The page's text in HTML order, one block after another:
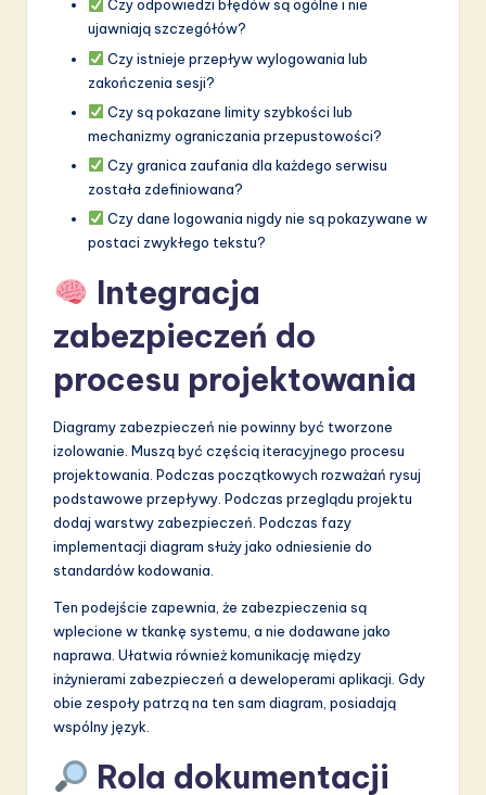
Czy odpowiedzi błędów są ogólne i nie
ujawniają szczegółów?
Czy istnieje przepływ wylogowania lub
zakończenia sesji?
Czy są pokazane limity szybkości lub
mechanizmy ograniczania przepustowości?
Czy granica zaufania dla każdego serwisu
została zdefiniowana?
Czy dane logowania nigdy nie są pokazywane w
postaci zwykłego tekstu?
Integracja
zabezpieczeń do
procesu projektowania
Diagramy zabezpieczeń nie powinny być tworzone
izolowanie. Muszą być częścią iteracyjnego procesu
projektowania. Podczas początkowych rozważań rysuj
podstawowe przepływy. Podczas przeglądu projektu
dodaj warstwy zabezpieczeń. Podczas fazy
implementacji diagram służy jako odniesienie do
standardów kodowania.
Ten podejście zapewnia, że zabezpieczenia są
wplecione w tkankę systemu, a nie dodawane jako
naprawa. Ułatwia również komunikację między
inżynierami zabezpieczeń a deweloperami aplikacji. Gdy
obie zespoły patrzą na ten sam diagram, posiadają
wspólny język.
Rola dokumentacji